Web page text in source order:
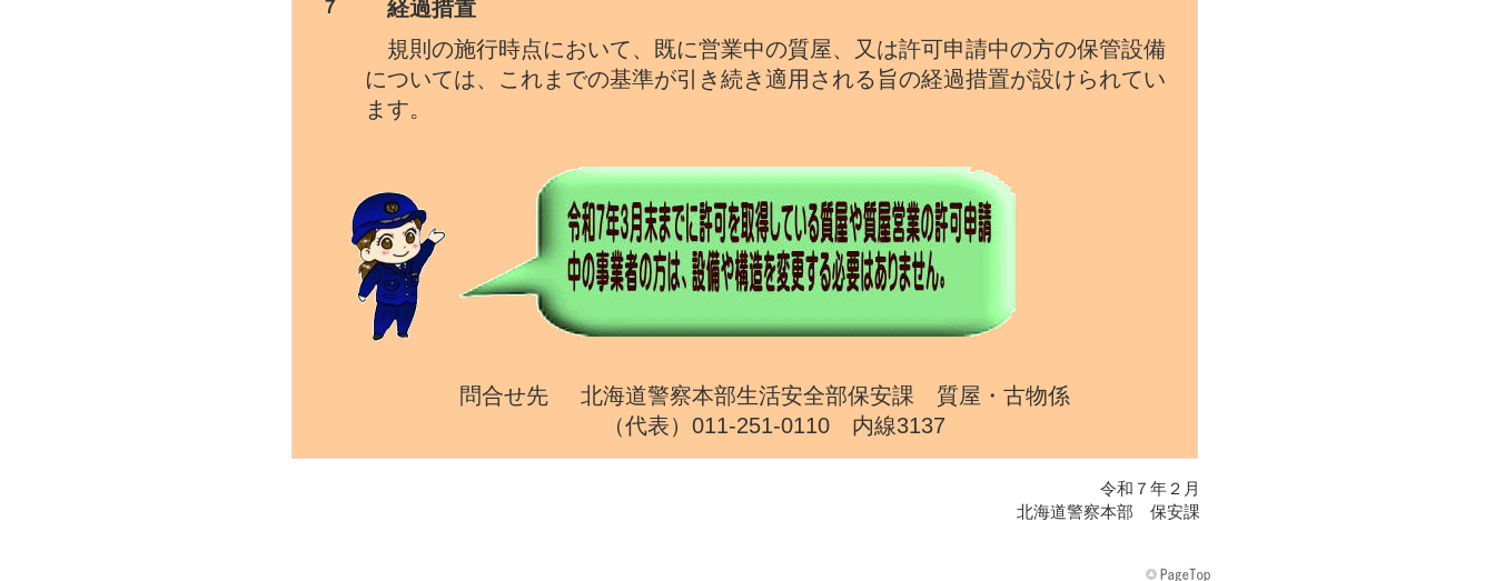
７
経過措置
規則の施行時点において、既に営業中の質屋、又は許可申請中の方の保管設備
については、これまでの基準が引き続き適用される旨の経過措置が設けられてい
ます。
問合せ先
北海道警察本部生活安全部保安課 質屋・古物係
（代表）011-251-0110 内線3137
令和７年２月
北海道警察本部 保安課